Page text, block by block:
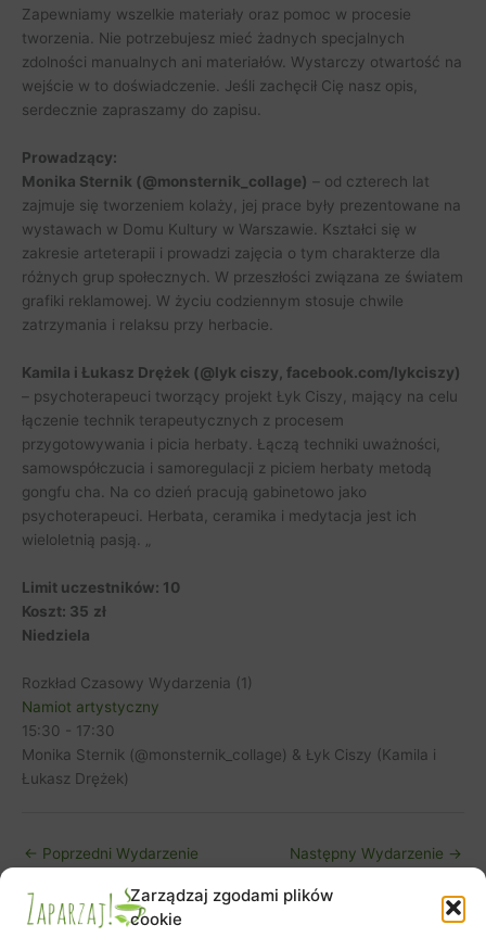
Zarządzaj zgodami plików
cookie
Zapewniamy wszelkie materiały oraz pomoc w procesie
tworzenia. Nie potrzebujesz mieć żadnych specjalnych
zdolności manualnych ani materiałów. Wystarczy otwartość na
wejście w to doświadczenie. Jeśli zachęcił Cię nasz opis,
serdecznie zapraszamy do zapisu.
Prowadzący:
Monika Sternik (@monsternik_collage) – od czterech lat
zajmuje się tworzeniem kolaży, jej prace były prezentowane na
wystawach w Domu Kultury w Warszawie. Kształci się w
zakresie arteterapii i prowadzi zajęcia o tym charakterze dla
różnych grup społecznych. W przeszłości związana ze światem
grafiki reklamowej. W życiu codziennym stosuje chwile
zatrzymania i relaksu przy herbacie.
Kamila i Łukasz Drężek (@lyk ciszy, facebook.com/lykciszy)
– psychoterapeuci tworzący projekt Łyk Ciszy, mający na celu
łączenie technik terapeutycznych z procesem
przygotowywania i picia herbaty. Łączą techniki uważności,
samowspółczucia i samoregulacji z piciem herbaty metodą
gongfu cha. Na co dzień pracują gabinetowo jako
psychoterapeuci. Herbata, ceramika i medytacja jest ich
wieloletnią pasją. „
Limit uczestników: 10
Koszt: 35 zł
Niedziela
Rozkład Czasowy Wydarzenia (1)
Namiot artystyczny
15:30
17:30
Monika Sternik (@monsternik_collage) & Łyk Ciszy (Kamila i
Łukasz Drężek)
← Poprzedni Wydarzenie Następny Wydarzenie →